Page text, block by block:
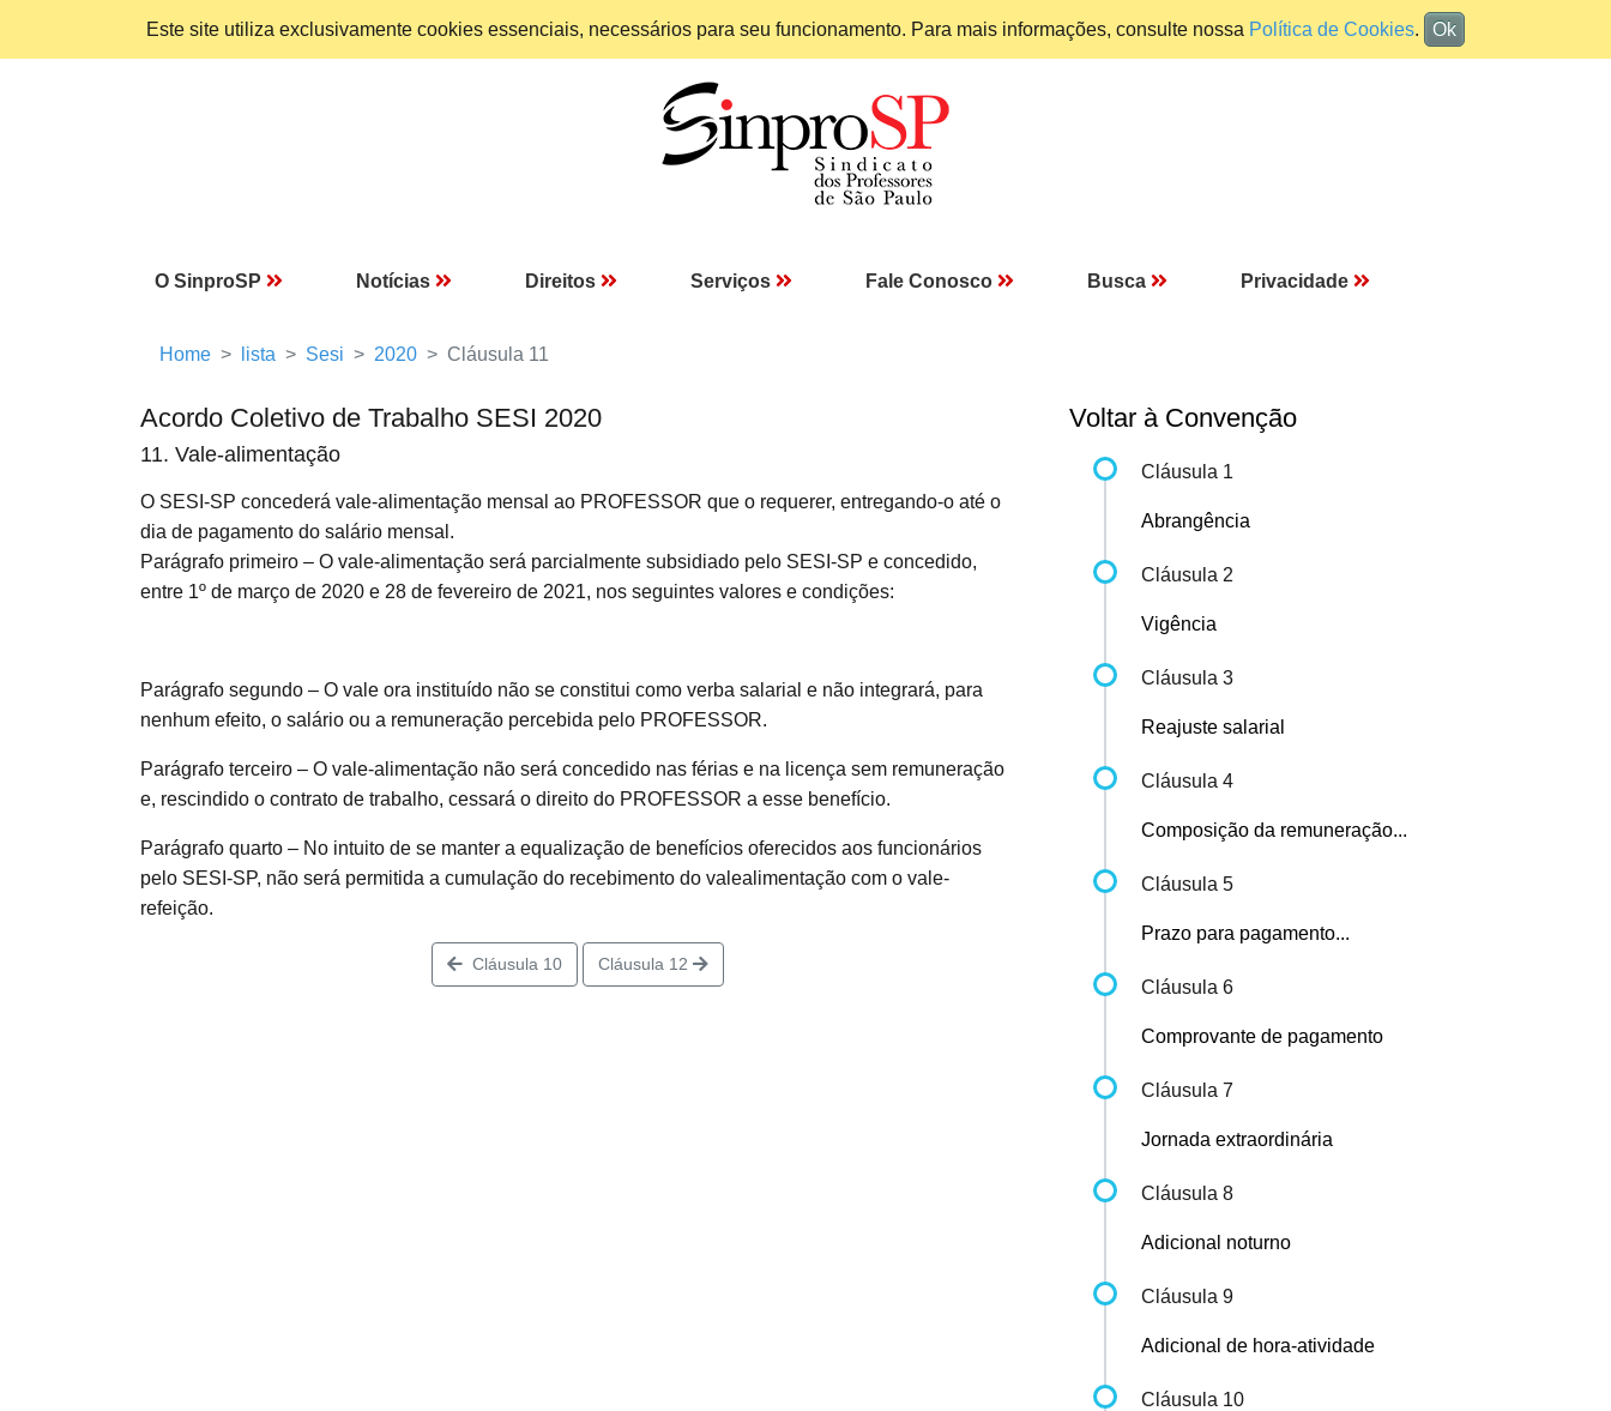
Este site utiliza exclusivamente cookies essenciais, necessários para seu funcionamento. Para mais informações, consulte nossa Política de Cookies. Ok
O SinproSP Notícias Direitos Serviços Fale Conosco Busca Privacidade
Home lista Sesi 2020 Cláusula 11
Acordo Coletivo de Trabalho SESI 2020
11. Vale-alimentação
O SESI-SP concederá vale-alimentação mensal ao PROFESSOR que o requerer, entregando-o até o
dia de pagamento do salário mensal.
Parágrafo primeiro – O vale-alimentação será parcialmente subsidiado pelo SESI-SP e concedido,
entre 1º de março de 2020 e 28 de fevereiro de 2021, nos seguintes valores e condições:
Parágrafo segundo – O vale ora instituído não se constitui como verba salarial e não integrará, para
nenhum efeito, o salário ou a remuneração percebida pelo PROFESSOR.
Parágrafo terceiro – O vale-alimentação não será concedido nas férias e na licença sem remuneração
e, rescindido o contrato de trabalho, cessará o direito do PROFESSOR a esse benefício.
Parágrafo quarto – No intuito de se manter a equalização de benefícios oferecidos aos funcionários
pelo SESI-SP, não será permitida a cumulação do recebimento do valealimentação com o vale-
refeição.
Cláusula 10 Cláusula 12
Voltar à Convenção
Cláusula 1
Abrangência
Cláusula 2
Vigência
Cláusula 3
Reajuste salarial
Cláusula 4
Composição da remuneração...
Cláusula 5
Prazo para pagamento...
Cláusula 6
Comprovante de pagamento
Cláusula 7
Jornada extraordinária
Cláusula 8
Adicional noturno
Cláusula 9
Adicional de hora-atividade
Cláusula 10